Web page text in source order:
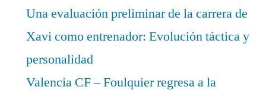
Una evaluación preliminar de la carrera de
Xavi como entrenador: Evolución táctica y
personalidad
Valencia CF – Foulquier regresa a la